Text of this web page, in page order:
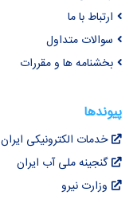
ارتباط با ما
سوالات متداول
بخشنامه ها و مقررات
پیوندها
خدمات الکترونیکی ایران
گنجینه ملی آب ایران
وزارت نیرو